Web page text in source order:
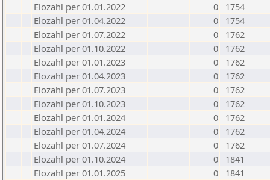
Elozahl per 01.01.2022
0
1754
Elozahl per 01.04.2022
0
1754
Elozahl per 01.07.2022
0
1762
Elozahl per 01.10.2022
0
1762
Elozahl per 01.01.2023
0
1762
Elozahl per 01.04.2023
0
1762
Elozahl per 01.07.2023
0
1762
Elozahl per 01.10.2023
0
1762
Elozahl per 01.01.2024
0
1762
Elozahl per 01.04.2024
0
1762
Elozahl per 01.07.2024
0
1762
Elozahl per 01.10.2024
0
1841
Elozahl per 01.01.2025
0
1841